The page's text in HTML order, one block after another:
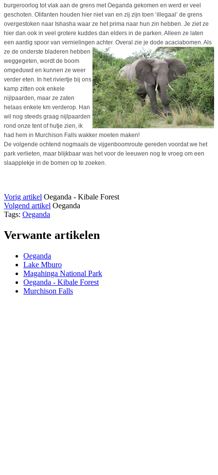
burgeroorlog tot vlak aan de grens met Oeganda gekomen en werd er veel
geschoten. Olifanten houden hier niet van en zij zijn toen ‘illegaal’ de grens
overgestoken naar Ishasha waar ze het prima naar hun zin hebben. Je ziet ze
hier dan ook in veel grotere kuddes dan elders in de parken. Alleen ze laten
een aardig spoor van vernielingen achter. Overal zie je dode acaciabomen. Als
ze de onderste bladeren hebben
weggegeten, wordt de boom
omgeduwd en kunnen ze weer
verder eten. In het riviertje bij ons
kamp zitten ook enkele
nijlpaarden, maar ze zaten
helaas enkele km verderop. Han
wil nog steeds graag nijlpaarden
rond onze tent of hutje zien, ik
had hem in Murchison Falls wakker moeten maken!
De volgende ochtend nogmaals de vijgenboomroute gereden voordat we het
park verlieten, maar blijkbaar was het voor de leeuwen nog te vroeg om een
slaapplekje in de bomen op te zoeken.
Vorig artikel Oeganda - Kibale Forest
Volgend artikel Oeganda
Tags: Oeganda
Verwante artikelen
Oeganda
Lake Mburo
Magahinga National Park
Oeganda - Kibale Forest
Murchison Falls